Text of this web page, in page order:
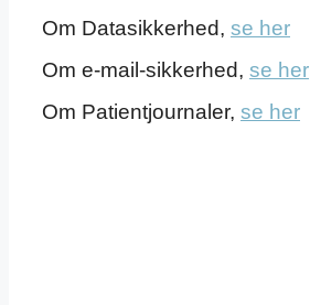
Om Datasikkerhed, se her
Om e-mail-sikkerhed, se her
Om Patientjournaler, se her